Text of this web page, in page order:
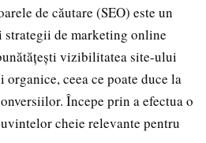
de căutare (SEO) este un
de marketing online
vizibilitatea site-ului
ceea ce poate duce la
Începe prin a efectua o
cheie relevante pentru